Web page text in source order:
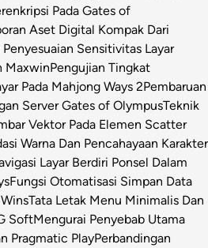
Pada Gates of
Aset Digital Kompak Dari
Sensitivitas Layar
MaxwinPengujian Tingkat
Pada Mahjong Ways 2Pembaruan
Server Gates of OlympusTeknik
Vektor Pada Elemen Scatter
Warna Dan Pencahayaan Karakter
Layar Berdiri Ponsel Dalam
Fungsi Otomatisasi Simpan Data
Tata Letak Menu Minimalis Dan
SoftMengurai Penyebab Utama
Pragmatic PlayPerbandingan